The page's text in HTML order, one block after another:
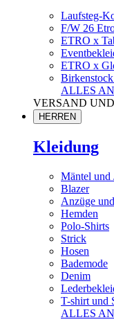
Laufsteg-
F/W 26
ETRO x
ETRO x
ALLES
VERSAND
HERREN
Kleidung
Mäntel und
Blazer
Anzüge
Hemden
Polo-Shirts
Strick
Hosen
Bademode
Denim
T-shirt und
ALLES